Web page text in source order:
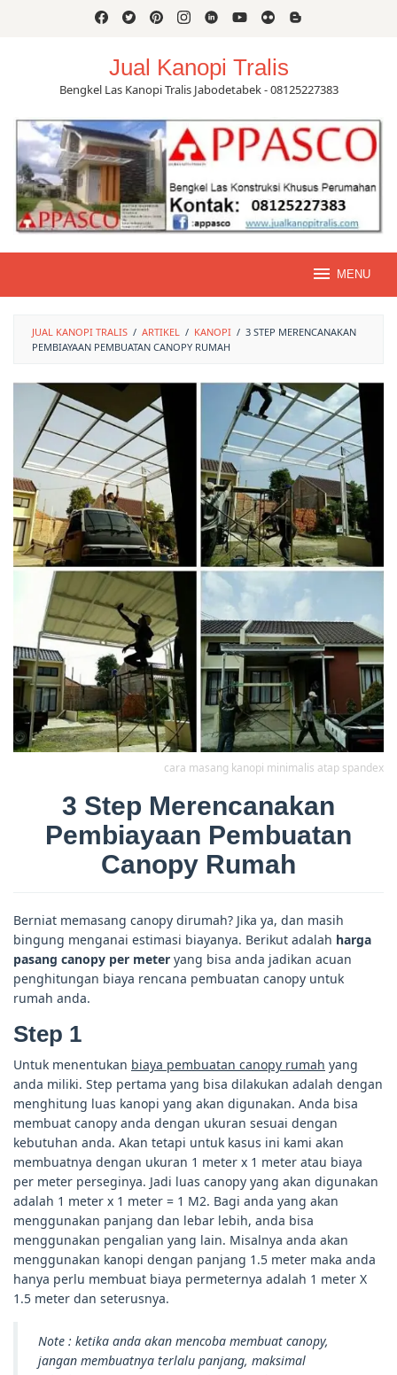
Jual Kanopi Tralis
Bengkel Las Kanopi Tralis Jabodetabek - 08125227383
MENU
JUAL KANOPI TRALIS / ARTIKEL / KANOPI / 3 STEP MERENCANAKAN
PEMBIAYAAN PEMBUATAN CANOPY RUMAH
cara masang kanopi minimalis atap spandex
3 Step Merencanakan
Pembiayaan Pembuatan
Canopy Rumah
Berniat memasang canopy dirumah? Jika ya, dan masih
bingung menganai estimasi biayanya. Berikut adalah harga
pasang canopy per meter yang bisa anda jadikan acuan
penghitungan biaya rencana pembuatan canopy untuk
rumah anda.
Step 1
Untuk menentukan biaya pembuatan canopy rumah yang
anda miliki. Step pertama yang bisa dilakukan adalah dengan
menghitung luas kanopi yang akan digunakan. Anda bisa
membuat canopy anda dengan ukuran sesuai dengan
kebutuhan anda. Akan tetapi untuk kasus ini kami akan
membuatnya dengan ukuran 1 meter x 1 meter atau biaya
per meter perseginya. Jadi luas canopy yang akan digunakan
adalah 1 meter x 1 meter = 1 M2. Bagi anda yang akan
menggunakan panjang dan lebar lebih, anda bisa
menggunakan pengalian yang lain. Misalnya anda akan
menggunakan kanopi dengan panjang 1.5 meter maka anda
hanya perlu membuat biaya permeternya adalah 1 meter X
1.5 meter dan seterusnya.
Note : ketika anda akan mencoba membuat canopy,
jangan membuatnya terlalu panjang, maksimal